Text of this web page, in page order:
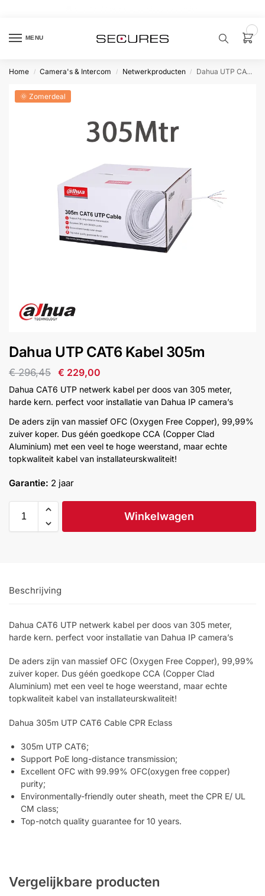
MENU
product…
samenstellen
Alarmsystemen
&
Intercom
Branddetectie
Inbraakbeveiliging
Outlet
Home / Camera's & Intercom / Netwerkproducten / Dahua UTP CAT6 Kabel 305m
🌞 Zomerdeal
Dahua UTP CAT6 Kabel 305m
€296,45 € 229,00
Dahua CAT6 UTP netwerk kabel per doos van 305 meter,
harde kern. perfect voor installatie van Dahua IP camera’s
De aders zijn van massief OFC (Oxygen Free Copper), 99,99%
zuiver koper. Dus géén goedkope CCA (Copper Clad
Aluminium) met een veel te hoge weerstand, maar echte
topkwaliteit kabel van installateurskwaliteit!
Garantie: 2 jaar
Winkelwagen
Beschrijving
Dahua CAT6 UTP netwerk kabel per doos van 305 meter,
harde kern. perfect voor installatie van Dahua IP camera’s
De aders zijn van massief OFC (Oxygen Free Copper), 99,99%
zuiver koper. Dus géén goedkope CCA (Copper Clad
Aluminium) met een veel te hoge weerstand, maar echte
topkwaliteit kabel van installateurskwaliteit!
Dahua 305m UTP CAT6 Cable CPR Eclass
305m UTP CAT6;
Support PoE long-distance transmission;
Excellent OFC with 99.99% OFC(oxygen free copper)
purity;
Environmentally-friendly outer sheath, meet the CPR E/ UL
CM class;
Top-notch quality guarantee for 10 years.
Vergelijkbare producten